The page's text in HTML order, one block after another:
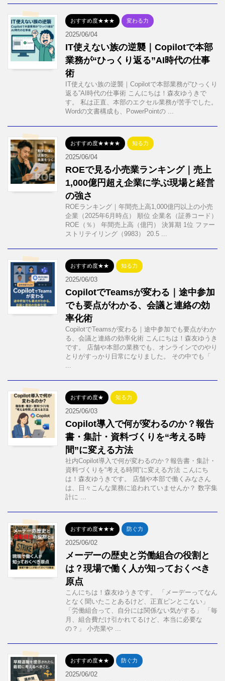
おすすめ度★★★ 変わる力
2025/06/04
IT使えない族の逆襲｜Copilotで本部
業務が“ひっくり返る”AI時代の仕事
術
IT使えない族の逆襲｜Copilotで本部業務が“ひっくり
返る”AI時代の仕事術 こんにちは！森友ゆうきで
す。 私は正直、本部のエクセル業務が苦手でした。
Wordの文書構成も、PowerPointの ...
おすすめ度★★★★ 知る力
2025/06/04
ROEで見る小売業ランキング｜売上
1,000億円超え企業に学ぶ現場と経営
の強さ
ROEランキング｜年間売上高1,000億円以上の小売
企業（2025年6月時点） 順位 企業名（証券コード）
ROE（％） 年間売上高（億円） 決算期 1位 ファー
ストリテイリング（9983） 20.5 ...
おすすめ度★★ 知る力
2025/06/03
CopilotでTeamsが変わる｜途中参加
でも要点がわかる、会議と連絡の効
率化術
CopilotでTeamsが変わる｜途中参加でも要点がわか
る、会議と連絡の効率化術 こんにちは！森友ゆうき
です。 店舗や本部の業務でも、オンラインでのやり
とりがすっかり日常になりました。 その中でも「
...
おすすめ度★ 知る力
2025/06/03
Copilot導入で何が変わるのか？報告
書・集計・資料づくりを“考える時
間”に変える方法
社内Copilot導入で何が変わるのか？報告書・集計・
資料づくりを“考える時間”に変える方法 こんにち
は！森友ゆうきです。 店舗や本部で働くみなさん
は、日々こんな業務に追われていませんか？ 数字集
計に ...
おすすめ度★★★ 防ぐ力
2025/06/02
メーデーの歴史と労働組合の役割と
は？現場で働く人が知っておくべき
原点
こんにちは！森友ゆうきです。 「メーデーってなん
となく聞いたことあるけど、正直ピンとこない」
「労働組合って、自分には関係ない気がする」 「毎
月、組合費だけ引かれてるけど、本当に必要な
の？」 小売業や ...
おすすめ度★★ 防ぐ力
2025/06/02